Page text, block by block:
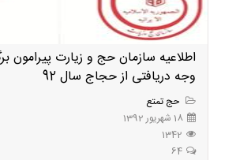
اطلاعیه سازمان حج و زیارت
وجه دریافتی از حجاج سال 92
حج تمتع
18 شهریور 1392
1342
64